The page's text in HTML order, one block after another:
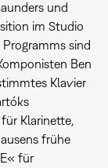
und
im Studio
sind
Ben
Klavier
Klarinette,
frühe
für